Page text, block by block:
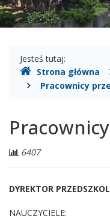
Gdzie
jesteśmy
Jesteś tutaj:
Strona główna
Pracownicy
Liczba
6407
DYREKTOR
NAUCZYCIELE: